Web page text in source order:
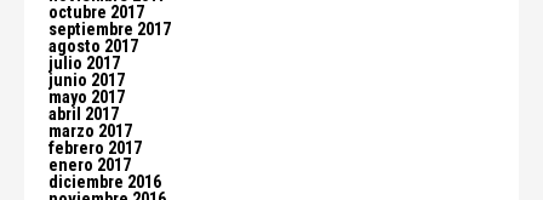
octubre 2017
septiembre 2017
agosto 2017
julio 2017
junio 2017
mayo 2017
abril 2017
marzo 2017
febrero 2017
enero 2017
diciembre 2016